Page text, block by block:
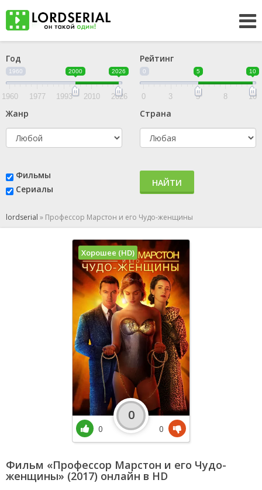
Год
1960 2000 2026
1960 1977 1993 2010 2026
Рейтинг
0 5 10
0 3 5 8 10
Жанр Страна
Фильмы
Сериалы
НАЙТИ
lordserial » Профессор Марстон и его Чудо-женщины
Фильм «Профессор Марстон и его Чудо-
женщины» (2017) онлайн в HD
Хорошее (HD)
0
0
0